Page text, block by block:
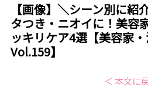
【画像】＼シーン別に紹
タつき・ニオイに！美容
ッキリケア4選【美容家
Vol.159】
＜ 本文に